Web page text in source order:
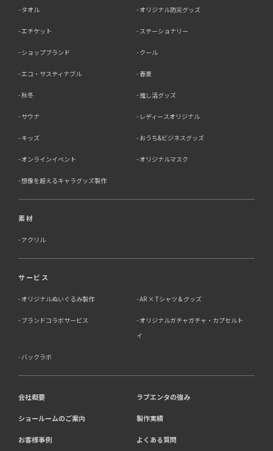
タオル オリジナル防災グッズ
エチケット ステーショナリー
ショップブランド クール
エコ・サスティナブル 春夏
秋冬 推し活グッズ
サウナ レディースオリジナル
キッズ おうち&ビジネスグッズ
オンラインイベント オリジナルマスク
想像を超えるキャラグッズ製作
素材
アクリル
サービス
オリジナルぬいぐるみ製作 AR × Tシャツ & グッズ
ブランドコラボサービス
オリジナルガチャガチャ・カプセルト
イ
バックラボ
会社概要 ラブエンタの強み
ショールームのご案内 製作実績
お客様事例 よくある質問